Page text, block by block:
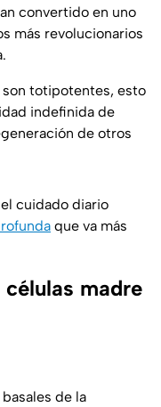
convertido en uno
más revolucionarios
totipotentes, esto
indefinida de
de otros
cuidado diario
que va más
madre
de la